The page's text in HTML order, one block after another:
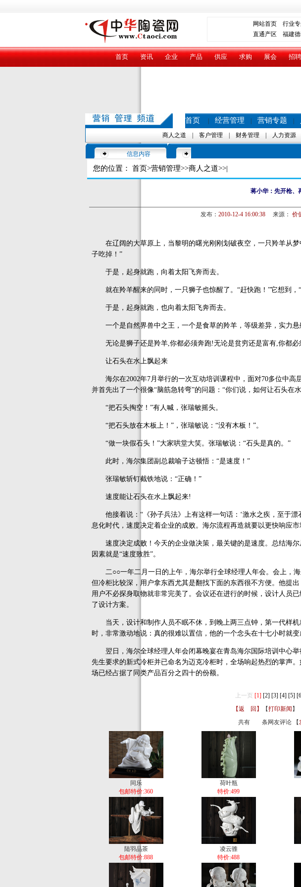
网站首页 行业
直通产区 福建
首页 资讯 企业 产品 供应 求购 展会 招聘
首页 经营管理 营销专题
商人之道 客户管理 财务管理 人力资源
信息内容
您的位置： 首页>营销管理>>商人之道>>|
蒋小华：先开枪、
发布： 2010-12-4 16:00:38 来源： 价
在辽阔的大草原上，当黎明的曙光刚刚划破夜空，一只羚羊从梦
子吃掉！”
于是，起身就跑，向着太阳飞奔而去。
就在羚羊醒来的同时，一只狮子也惊醒了。“赶快跑！”它想到，
于是，起身就跑，也向着太阳飞奔而去。
一个是自然界兽中之王，一个是食草的羚羊，等级差异，实力悬
无论是狮子还是羚羊,你都必须奔跑!无论是贫穷还是富有,你都必
让石头在水上飘起来
海尔在2002年7月举行的一次互动培训课程中，面对70多位中高
并首先出了一个很像“脑筋急转弯”的问题：“你们说，如何让石头在
“把石头掏空！”有人喊，张瑞敏摇头。
“把石头放在木板上！”，张瑞敏说：“没有木板！”。
“做一块假石头！”大家哄堂大笑。张瑞敏说：“石头是真的。”
此时，海尔集团副总裁喻子达顿悟：“是速度！”
张瑞敏斩钉截铁地说：“正确！”
速度能让石头在水上飘起来!
他接着说：“《孙子兵法》上有这样一句话：‘激水之疾，至于漂
息化时代，速度决定着企业的成败。海尔流程再造就要以更快响应
速度决定成败！今天的企业做决策，最关键的是速度。总结海尔
因素就是“速度致胜”。
二○○一年二月一日的上午，海尔举行全球经理人年会。会上，海
但冷柜比较深，用户拿东西尤其是翻找下面的东西很不方便。他提
用户不必探身取物就非常完美了。会议还在进行的时候，设计人员
了设计方案。
当天，设计和制作人员不眠不休，到晚上两三点钟，第一代样机
时，非常激动地说：真的很难以置信，他的一个念头在十七小时就
翌日，海尔全球经理人年会闭幕晚宴在青岛海尔国际培训中心举
先生要求的新式冷柜并已命名为迈克冷柜时，全场响起热烈的掌声
场已经占据了同类产品百分之四十的份额。
上一页 [1] [2] [3] [4] [5]
【返 回】
【打印新闻 】
共有
条网友评论 【
同乐
包邮特价:360
荷叶瓶
特价:499
陆羽品茶
包邮特价:888
凌云骓
特价:488